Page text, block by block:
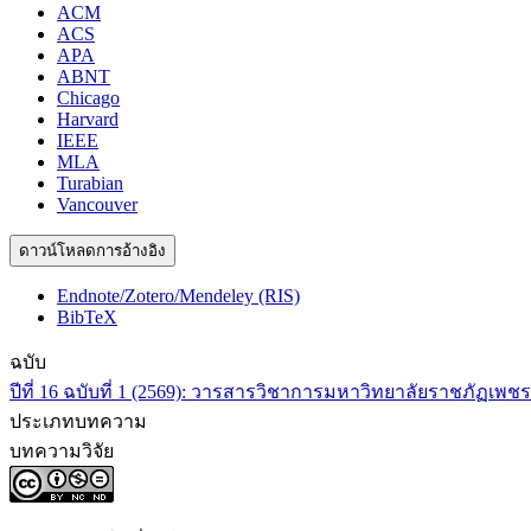
ACM
ACS
APA
ABNT
Chicago
Harvard
IEEE
MLA
Turabian
Vancouver
ดาวน์โหลดการอ้างอิง
Endnote/Zotero/Mendeley (RIS)
BibTeX
ฉบับ
ปีที่ 16 ฉบับที่ 1 (2569): วารสารวิชาการมหาวิทยาลัยราชภัฏเพช
ประเภทบทความ
บทความวิจัย